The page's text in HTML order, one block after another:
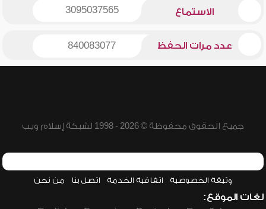
الاستماع 3095037565
عدد مرات الحفظ 840083077
جميع الحقوق محفوظة © 2026 - 1998 لشبكة إسلام ويب
وثيقة الخصوصية اتفاقية الخدمة اتصل بنا من نحن
لغات الموقع: